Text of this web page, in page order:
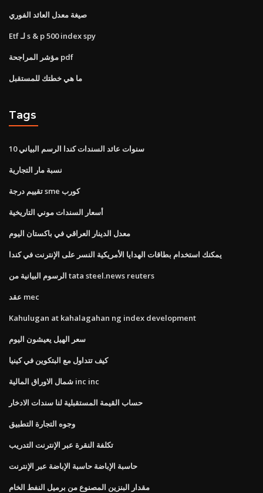
صيغة معدل العائد الفوري
Etf لـ s & p 500 index spy
مؤشر المراجحة pdf
ما هي خطتك للمستقبل
Tags
10 سنوات عائد السندات كندا الرسم البياني
نسبة مار التجارية
تقييم درجة sme كورب
أسعار السندات موني التاريخية
معدل الدينار العراقي في باكستان اليوم
يمكنك استخدام بطاقات الهدايا الأمريكية النسر على الإنترنت في كندا
الرسوم البيانية من tata steel.news reuters
عقد mec
Kahulugan at kahalagahan ng index development
سعر الهيل يعيشون اليوم
كيف تتداول مع البتكوين في كينيا
شمال الاوراق المالية inc inc
حساب القيمة المستقبلية لنا سندات الادخار
وجوه التجارة التطبيق
تكلفة النقرة عبر الإنترنت التدريب
حاسبة الإباضة حاسبة الإباضة عبر الإنترنت
مقدار البنزين المصنوع من برميل النفط الخام